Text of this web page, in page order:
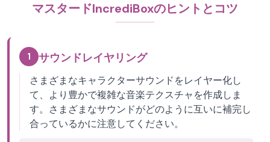
マスタードIncrediBoxのヒントとコツ
1 サウンドレイヤリング
さまざまなキャラクターサウンドをレイヤー化し
て、より豊かで複雑な音楽テクスチャを作成しま
す。さまざまなサウンドがどのように互いに補完し
合っているかに注意してください。